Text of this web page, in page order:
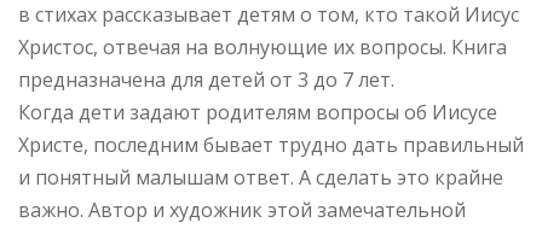
в стихах рассказывает детям о том, кто такой Иисус
Христос, отвечая на волнующие их вопросы. Книга
предназначена для детей от 3 до 7 лет.
Когда дети задают родителям вопросы об Иисусе
Христе, последним бывает трудно дать правильный
и понятный малышам ответ. А сделать это крайне
важно. Автор и художник этой замечательной